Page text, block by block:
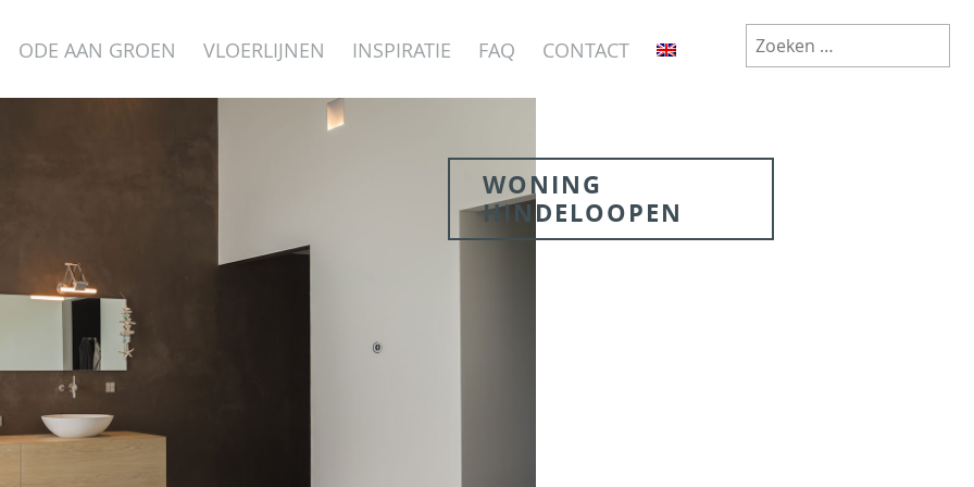
ODE AAN GROEN VLOERLIJNEN INSPIRATIE FAQ CONTACT
Zoeken
naar:
WONING
HINDELOOPEN